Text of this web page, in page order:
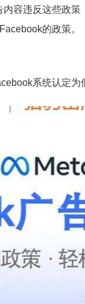
容违反这些政
的政策。
系统认定为